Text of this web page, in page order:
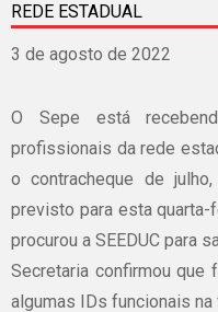
REDE ESTADUAL
3 de agosto de 2022
O Sepe está
profissionais da rede
o contracheque de
previsto para esta
procurou a SEEDUC para
Secretaria confirmou que
algumas IDs funcionais